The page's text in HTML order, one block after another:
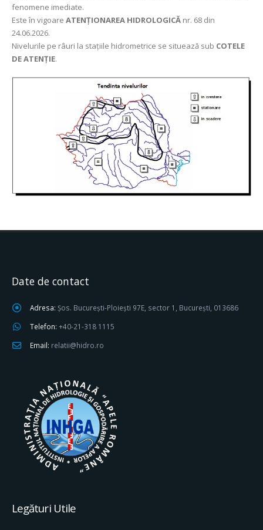
fenomene imediate.
Este în vigoare ATENȚIONAREA HIDROLOGICĂ nr. 68 din
24.06.2026.
Nivelurile pe râuri la stațiile hidrometrice se situează sub COTELE
DE ATENȚIE.
Date de contact
Adresa: Șos. București-Ploiești 97E, sector 1, București, 013686
Telefon: +40-21-318 1115
Email: relatii@hidro.ro
Legături Utile